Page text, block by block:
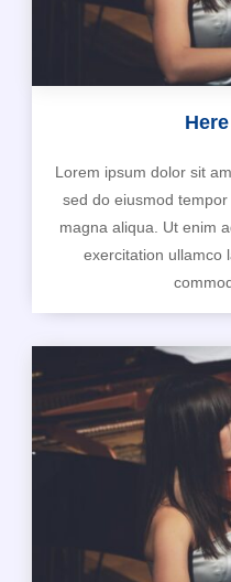
Lorem ipsum dolor sit
sed do eiusmod
magna aliqua. Ut enim
exercitation ullamco